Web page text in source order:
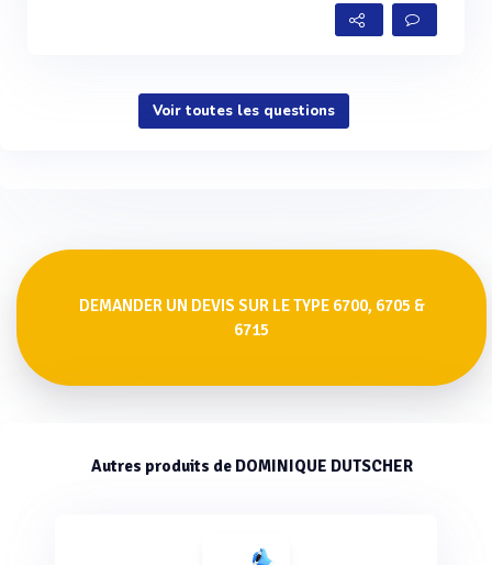
Voir toutes les questions
DEMANDER UN DEVIS SUR LE TYPE 6700, 6705 &
6715
Autres produits de DOMINIQUE DUTSCHER